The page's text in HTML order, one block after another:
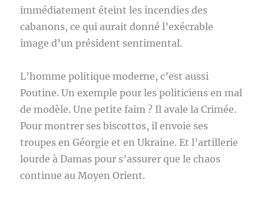
immédiatement éteint les incendies des
cabanons, ce qui aurait donné l’exécrable
image d’un président sentimental.
L’homme politique moderne, c’est aussi
Poutine. Un exemple pour les politiciens en mal
de modèle. Une petite faim ? Il avale la Crimée.
Pour montrer ses biscottos, il envoie ses
troupes en Géorgie et en Ukraine. Et l’artillerie
lourde à Damas pour s’assurer que le chaos
continue au Moyen Orient.